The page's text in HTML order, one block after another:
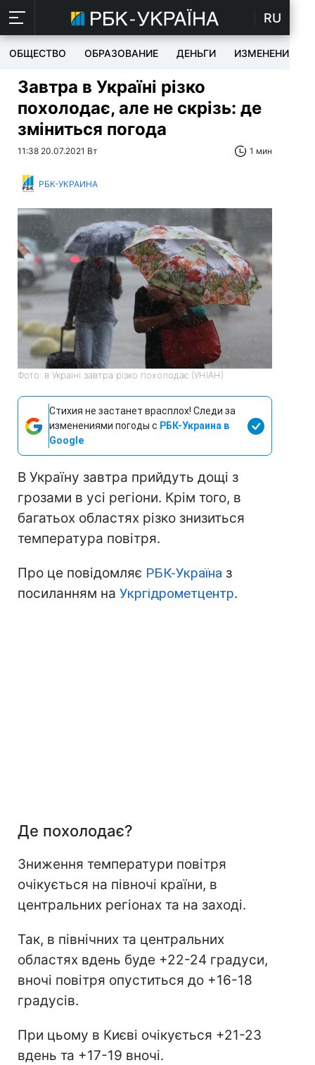
RU
ОБЩЕСТВО ОБРАЗОВАНИЕ ДЕНЬГИ ИЗМЕНЕНИЯ
Завтра в Україні різко
похолодає, але не скрізь: де
зміниться погода
11:38 20.07.2021 Вт 1 мин
РБК-УКРАИНА
Фото: в Україні завтра різко похолодає (УНІАН)
Стихия не застанет врасплох! Следи за
изменениями погоды с РБК-Украина в
Google
В Україну завтра прийдуть дощі з
грозами в усі регіони. Крім того, в
багатьох областях різко знизиться
температура повітря.
Про це повідомляє РБК-Україна з
посиланням на Укргідрометцентр.
Де похолодає?
Зниження температури повітря
очікується на півночі країни, в
центральних регіонах та на заході.
Так, в північних та центральних
областях вдень буде +22-24 градуси,
вночі повітря опуститься до +16-18
градусів.
При цьому в Києві очікується +21-23
вдень та +17-19 вночі.